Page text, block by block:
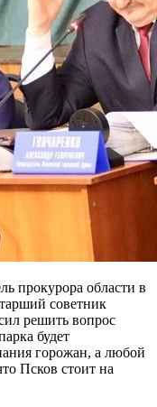
прокурора области в
советник
решить вопрос
будет
горожан, а любой
Псков стоит на